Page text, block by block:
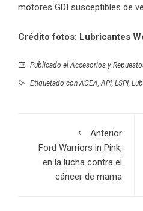
motores GDI susceptibles de
Crédito fotos: Lubricantes
Publicado elAccesorios y
Etiquetado conACEA,API, LSPI,
Anterior
Ford Warriors in Pink,
en la lucha contra el
cáncer de mama